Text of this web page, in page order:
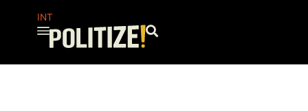
INT
Pesquisar